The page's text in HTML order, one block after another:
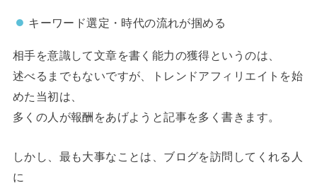
キーワード選定・時代の流れが掴める
相手を意識して文章を書く能力の獲得というのは、
述べるまでもないですが、トレンドアフィリエイトを始
めた当初は、
多くの人が報酬をあげようと記事を多く書きます。
しかし、最も大事なことは、ブログを訪問してくれる人
に